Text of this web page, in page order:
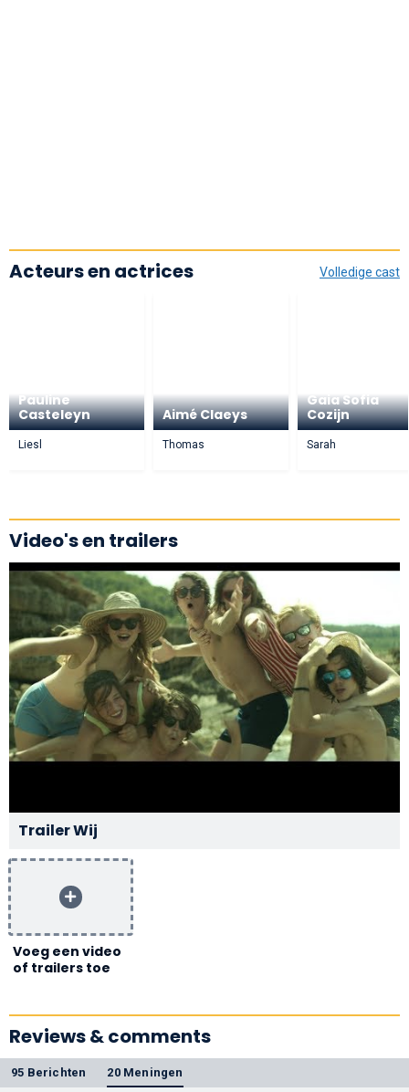
Volledige cast
Acteurs en actrices
Pauline
Casteleyn
Liesl
Aimé Claeys
Thomas
Gaia Sofia
Cozijn
Sarah
Video's en trailers
Trailer Wij
Voeg een video
of trailers toe
Reviews & comments
95 Berichten 20 Meningen